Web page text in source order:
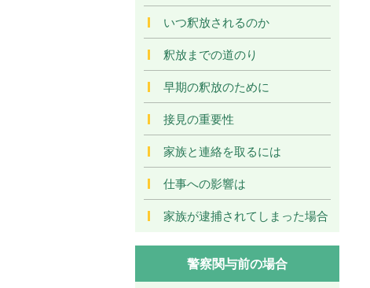
いつ釈放されるのか
釈放までの道のり
早期の釈放のために
接見の重要性
家族と連絡を取るには
仕事への影響は
家族が逮捕されてしまった場合
警察関与前の場合